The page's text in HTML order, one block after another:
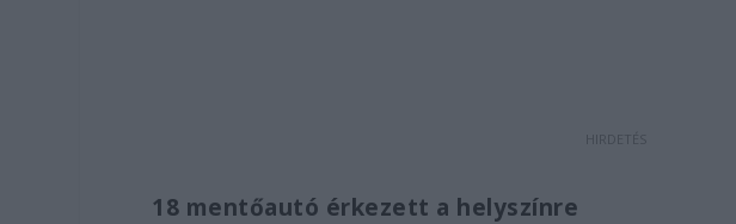
18 mentőautó érkezett a helyszínre